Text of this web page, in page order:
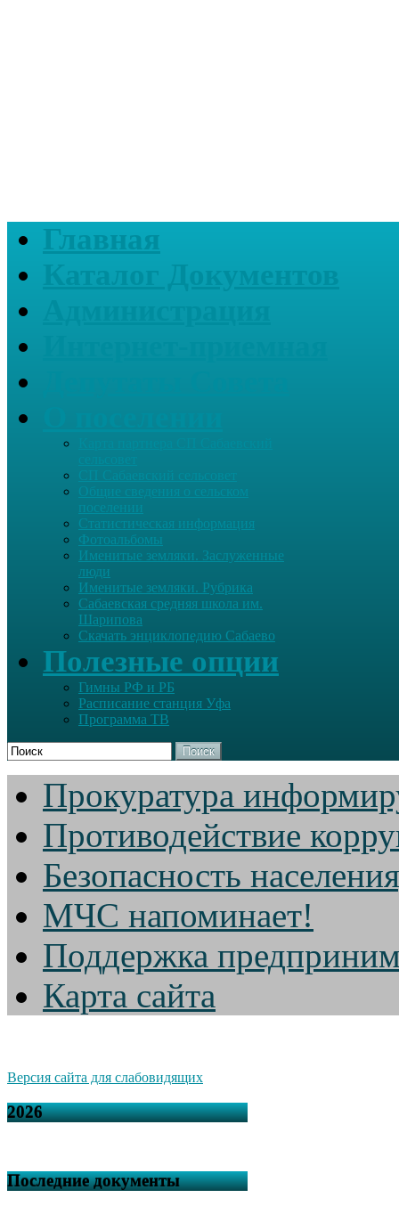
Главная
Общие сведения о сельском
поселении
Статистическая информация
Фотоальбомы
Именитые земляки. Заслуженные
люди
Именитые земляки. Рубрика
Сабаевская средняя школа им.
Шарипова
Скачать энциклопедию Сабаево
Полезные опции
Гимны РФ и РБ
Расписание станция Уфа
Программа ТВ
Поиск
Прокуратура
Противодействие
Безопасность
МЧС напоминает!
Поддержка
Карта сайта
Версия сайта для слабовидящих
2026
Последние документы